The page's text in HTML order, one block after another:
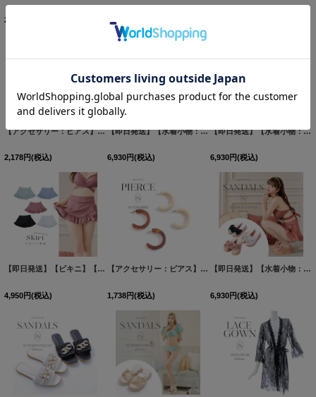
2,178
【アクセサリー：ピアス】ラインストーン/ デコレーション/ ピアス【Fサイズ/1カラー】[OF02]
2,178円(税込)
【即日発送】【水着小物：ビーチサンダル】パール付き/ リボン/ 厚底サンダル[FB01]
6,930円(税込)
【即日発送】【水着小物：ビーチサンダル】シンプルウェッジサンダル[FB01]
6,930円(税込)
【即日発送】【ビキニ】【水着小物：スカート】【単品】裾フリルラップスカート [FB01]
4,950円(税込)
【アクセサリー：ピアス】【水着小物：アクセサリー】べっ甲フープピアス/2カラー[OF02]
1,738円(税込)
【即日発送】【水着小物：ビーチサンダル】ピンクリボンウェッジサンダル[FB01]
6,930円(税込)